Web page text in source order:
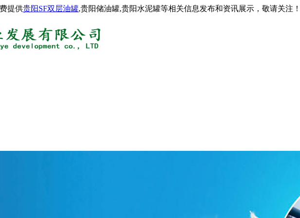
提供贵阳SF双层油罐,贵阳储油罐,贵阳水泥罐等相关信息发布和资讯展示，敬请关注